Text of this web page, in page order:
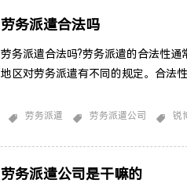
和福
劳务派遣合法吗
劳务派遣合法吗?劳务派遣的合法性
地区对劳务派遣有不同的规定。合法
派遣是合法的，并受到明确规定和规
合法的劳务调度往往受到法律的监管
司和
劳务派遣
劳务派遣公司 锐
劳务派遣公司是干嘛的